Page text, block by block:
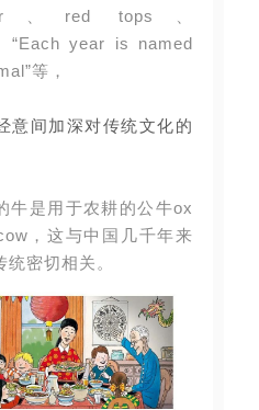
red tops
“Each year is named
等，
意间加深对传统文化的
牛是用于农耕的公牛ox
，这与中国几千年来
密切相关。